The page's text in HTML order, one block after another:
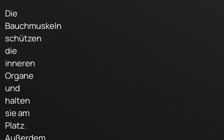
Die
Bauchmuskeln
schützen
die
inneren
Organe
und
halten
sie am
Platz.
Außerdem